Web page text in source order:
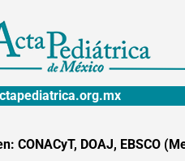
CONACyT, DOAJ, EBSCO